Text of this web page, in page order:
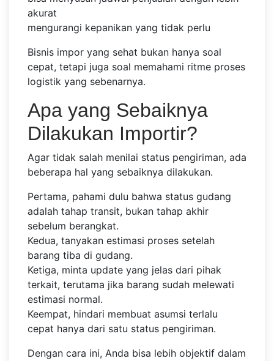
akurat
mengurangi kepanikan yang tidak perlu
Bisnis impor yang sehat bukan hanya soal
cepat, tetapi juga soal memahami ritme proses
logistik yang sebenarnya.
Apa yang Sebaiknya
Dilakukan Importir?
Agar tidak salah menilai status pengiriman, ada
beberapa hal yang sebaiknya dilakukan.
Pertama, pahami dulu bahwa status gudang
adalah tahap transit, bukan tahap akhir
sebelum berangkat.
Kedua, tanyakan estimasi proses setelah
barang tiba di gudang.
Ketiga, minta update yang jelas dari pihak
terkait, terutama jika barang sudah melewati
estimasi normal.
Keempat, hindari membuat asumsi terlalu
cepat hanya dari satu status pengiriman.
Dengan cara ini, Anda bisa lebih objektif dalam